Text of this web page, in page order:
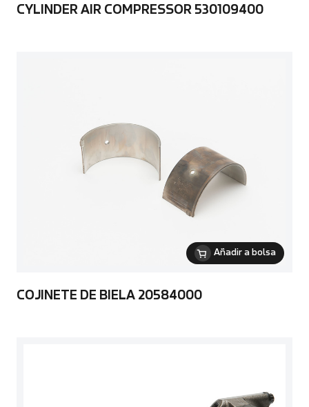
CYLINDER AIR COMPRESSOR 530109400
Añadir a bolsa
COJINETE DE BIELA 20584000